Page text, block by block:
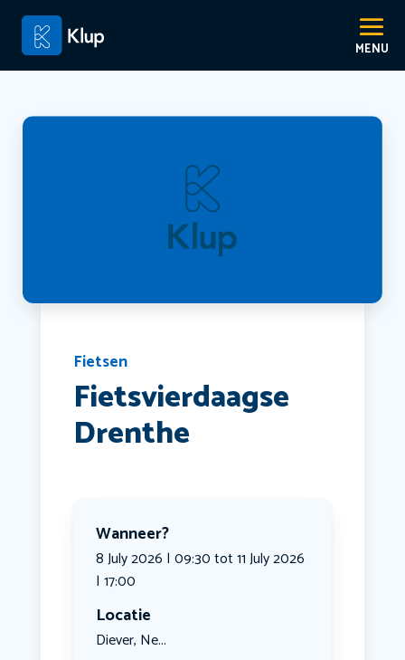
Fietsen
Fietsvierdaagse
Drenthe
Wanneer?
8 July 2026 | 09:30 tot 11 July 2026
| 17:00
Locatie
Diever, Ne...